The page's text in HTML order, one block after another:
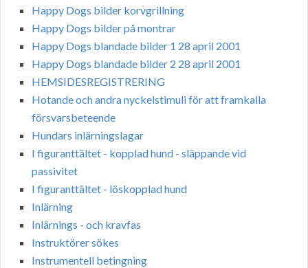
Happy Dogs bilder korvgrillning
Happy Dogs bilder på montrar
Happy Dogs blandade bilder 1 28 april 2001
Happy Dogs blandade bilder 2 28 april 2001
HEMSIDESREGISTRERING
Hotande och andra nyckelstimuli för att framkalla
försvarsbeteende
Hundars inlärningslagar
I figuranttältet - kopplad hund - släppande vid
passivitet
I figuranttältet - löskopplad hund
Inlärning
Inlärnings - och kravfas
Instruktörer sökes
Instrumentell betingning